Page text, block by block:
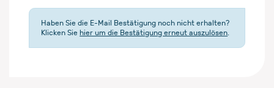
Haben Sie die E-Mail Bestätigung noch nicht erhalten?
Klicken Sie hier um die Bestätigung erneut auszulösen.